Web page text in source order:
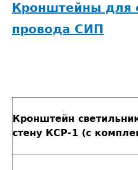
Кронштейны для
провода СИП
Кронштейн
стену КСР-1 (с